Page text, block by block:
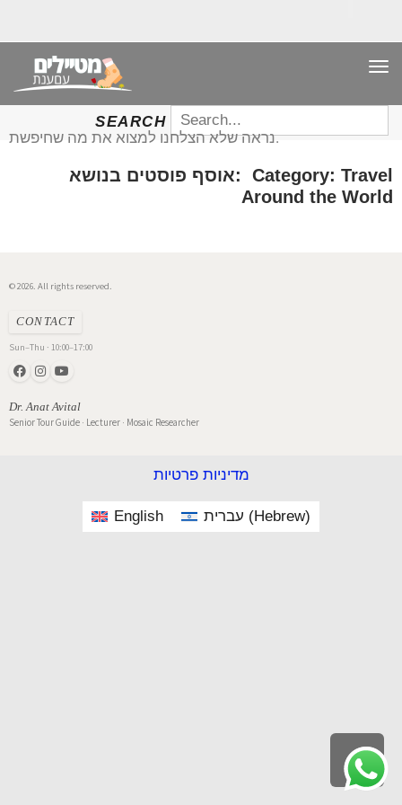
SEARCH
SEARCH
FOR:
אוסף פוסטים בנושא: Category: Travel
Around the World
נראה שלא הצלחנו למצוא את מה שחיפשת.
© 2026. All rights reserved.
CONTACT
Sun–Thu · 10:00–17:00
Dr. Anat Avital
Senior Tour Guide · Lecturer · Mosaic Researcher
Scroll
to
מדיניות פרטיות
English עברית (Hebrew)